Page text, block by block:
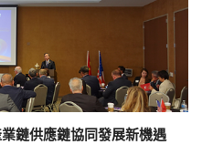
鏈供應鏈協同發展新機遇